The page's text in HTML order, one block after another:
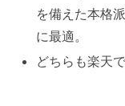
を備えた本格
に最適。
どちらも楽天